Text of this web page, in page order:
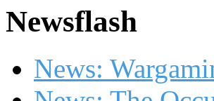
Newsflash
News: